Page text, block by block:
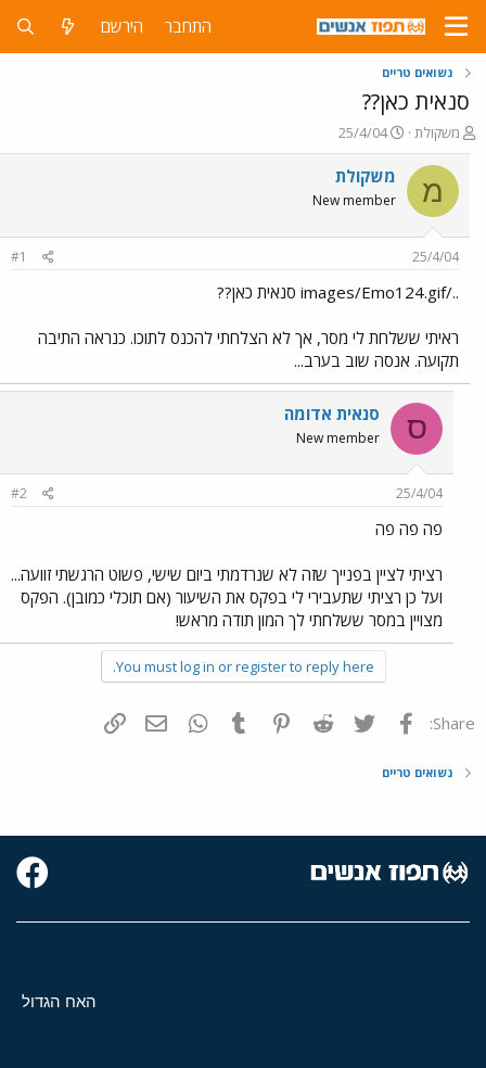
התחבר הירשם
נשואים טריים
סנאית כאן??
פ
ו
ת
ח
ה
ש
משקולת
פ
ו
ר
ם
ר
25/4/04
מ משקולת
New member
25/4/04
#1
../images/Emo124.gif סנאית כאן??
ראיתי ששלחת לי מסר, אך לא הצלחתי להכנס לתוכו. כנראה התיבה
תקועה. אנסה שוב בערב...
ס סנאית אדומה
New member
25/4/04
#2
פה פה פה
רציתי לציין בפנייך שזה לא שנרדמתי ביום שישי, פשוט הרגשתי זוועה...
ועל כן רציתי שתעבירי לי בפקס את השיעור (אם תוכלי כמובן). הפקס
מצויין במסר ששלחתי לך המון תודה מראש!
You must log in or register to reply here.
Share: פייסבוק Twitter
Reddit
Pinterest
Tumblr
WhatsAppדואר אלקטרוני
נשואים טריים
האח הגדול